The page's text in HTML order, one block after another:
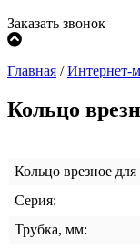
Заказать звонок
Главная /Интернет-
Кольцо
Кольцо врезное
Серия:
Трубка, мм: